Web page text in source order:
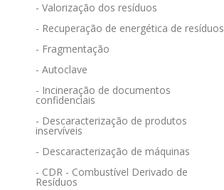
- Valorização dos resíduos
- Recuperação de energética de resíduos
- Fragmentação
- Autoclave
- Incineração de documentos
confidenciais
- Descaracterização de produtos
inservíveis
- Descaracterização de máquinas
- CDR - Combustível Derivado de
Resíduos